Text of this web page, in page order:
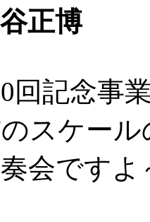
正博
回記念事
スケー
会です